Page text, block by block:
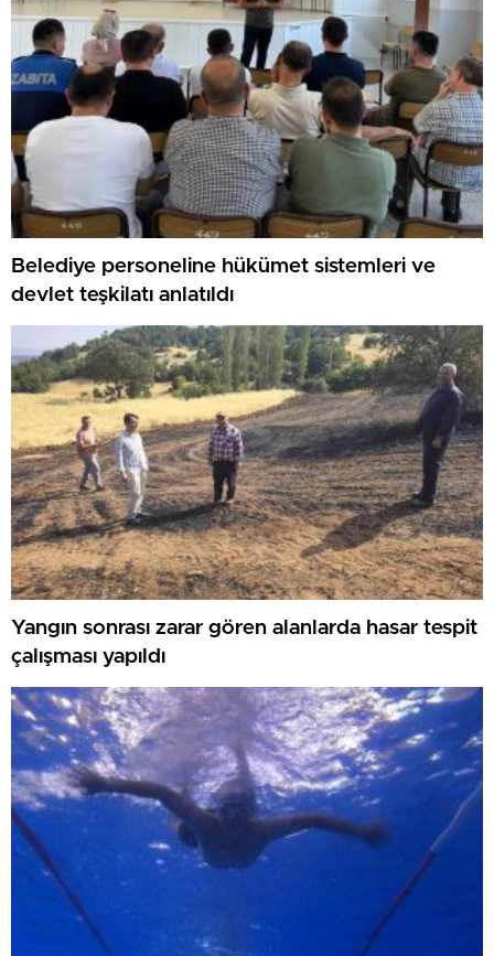
Belediye personeline hükümet sistemleri ve
devlet teşkilatı anlatıldı
Yangın sonrası zarar gören alanlarda hasar tespit
çalışması yapıldı